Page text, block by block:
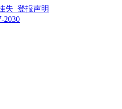
失_登报声明
2030